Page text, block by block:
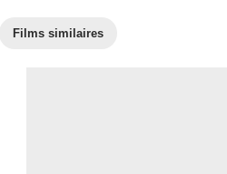
Films similaires